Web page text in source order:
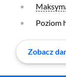
Otwórz
Poziom
Zobacz